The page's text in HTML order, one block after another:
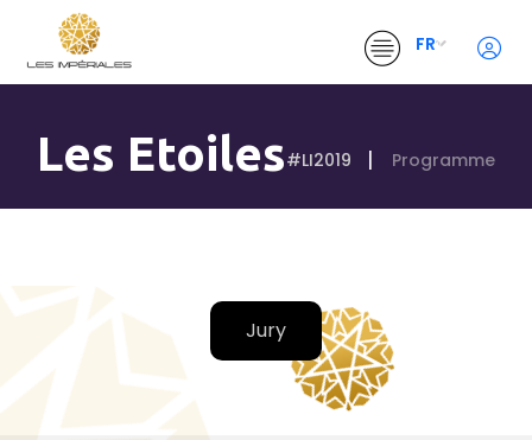
FR
Les Etoiles#LI2019 Programme
Jury